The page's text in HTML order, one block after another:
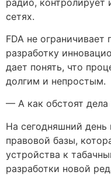
сетях.
FDA не
разработку
дает понять, что
долгим и непростым.
— А как обстоят дела
На сегодняшний день
правовой базы,
устройства к
разработки новой